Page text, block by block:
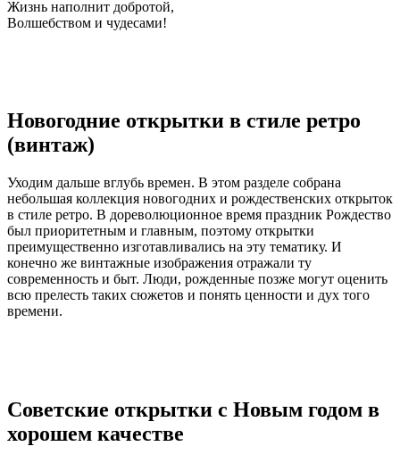
Жизнь наполнит добротой,
Волшебством и чудесами!
Новогодние открытки в стиле ретро
(винтаж)
Уходим дальше вглубь времен. В этом разделе собрана
небольшая коллекция новогодних и рождественских открыток
в стиле ретро. В дореволюционное время праздник Рождество
был приоритетным и главным, поэтому открытки
преимущественно изготавливались на эту тематику. И
конечно же винтажные изображения отражали ту
современность и быт. Люди, рожденные позже могут оценить
всю прелесть таких сюжетов и понять ценности и дух того
времени.
Советские открытки с Новым годом в
хорошем качестве